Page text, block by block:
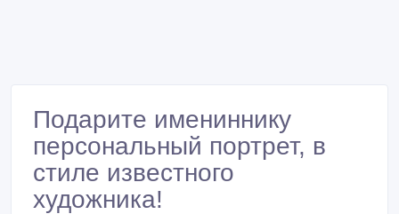
Подарите имениннику
персональный портрет, в
стиле известного
художника!